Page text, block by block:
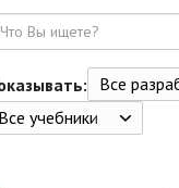
Все
Все учебники